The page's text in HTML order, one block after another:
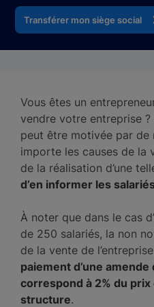
Transférer mon siège social
Vous êtes un
vendre votre entreprise ?
peut être motivée par de
importe les causes de la
de la réalisation d’une
d’en informer les
À noter que dans le cas
de 250 salariés, la non
de la vente de
paiement d’une
correspond à 2% du prix
structure.